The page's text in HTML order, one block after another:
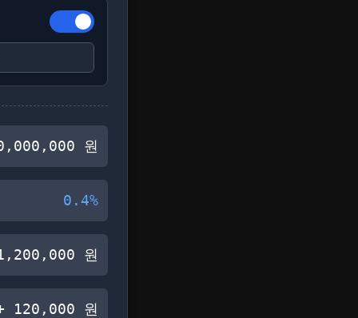
원
0.4%
원
120,000 원